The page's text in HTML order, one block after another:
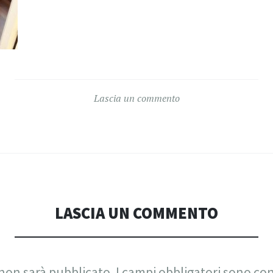
Lascia un commento
LASCIA UN COMMENTO